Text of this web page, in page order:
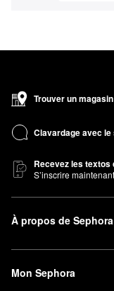
Trouver un magasin
Clavardage avec
Recevez les textos
S’inscrire maintenant
À propos de Sephora
Mon Sephora